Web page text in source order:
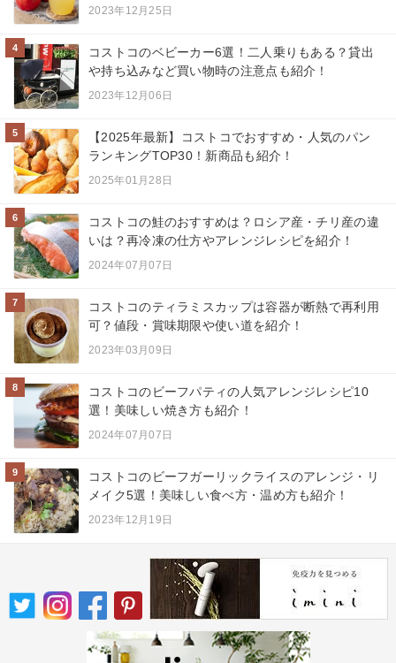
2023年12月25日
4
コストコのベビーカー6選！二人乗りもある？貸出
や持ち込みなど買い物時の注意点も紹介！
2023年12月06日
5
【2025年最新】コストコでおすすめ・人気のパン
ランキングTOP30！新商品も紹介！
2025年01月28日
6
コストコの鮭のおすすめは？ロシア産・チリ産の違
いは？再冷凍の仕方やアレンジレシピを紹介！
2024年07月07日
7
コストコのティラミスカップは容器が断熱で再利用
可？値段・賞味期限や使い道を紹介！
2023年03月09日
8
コストコのビーフパティの人気アレンジレシピ10
選！美味しい焼き方も紹介！
2024年07月07日
9
コストコのビーフガーリックライスのアレンジ・リ
メイク5選！美味しい食べ方・温め方も紹介！
2023年12月19日